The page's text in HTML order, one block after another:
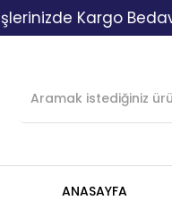
Kargo Bedava!
ANASAYFA